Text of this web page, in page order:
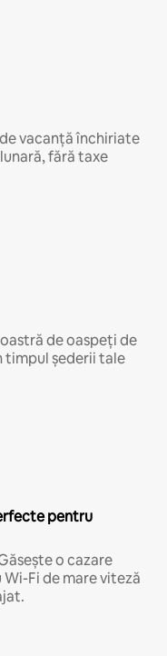
vacanță închiriate
fără taxe
de oaspeți de
timpul șederii tale
pentru
o cazare
Fi de mare viteză